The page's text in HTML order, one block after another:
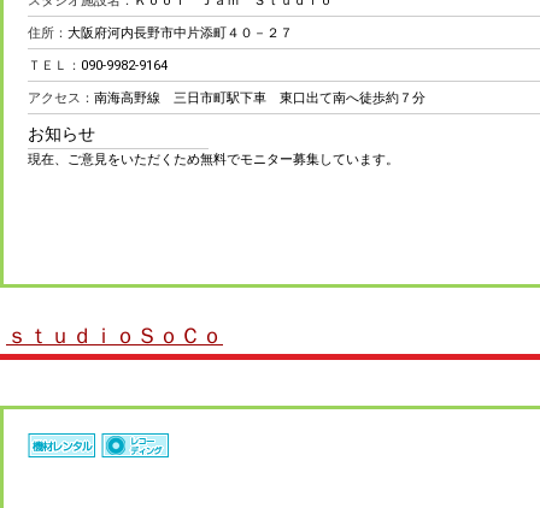
住所： 大阪府河内長野市中片添町４０－２７
ＴＥＬ： 090-9982-9164
アクセス： 南海高野線 三日市町駅下車 東口出て南へ徒歩約７分
お知らせ
現在、ご意見をいただくため無料でモニター募集しています。
ｓｔｕｄｉｏＳｏＣｏ